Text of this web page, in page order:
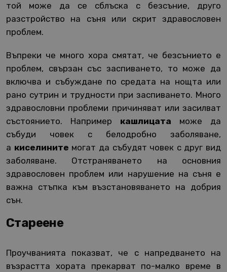
той може да се сблъска с безсъние, друго
разстройство на съня или скрит здравословен
проблем.
Въпреки че много хора смятат, че безсънието е
проблем, свързан със заспиването, то може да
включва и събуждане по средата на нощта или
рано сутрин и трудности при заспиването. Много
здравословни проблеми причиняват или засилват
състоянието. Например кашлицата може да
събуди човек с белодробно заболяване,
а киселините могат да събудят човек с друг вид
заболяване. Отстраняването на основния
здравословен проблем или нарушение на съня е
важна стъпка към възстановяването на добрия
сън.
Стареене
Проучванията показват, че с напредването на
възрастта хората прекарват по-малко време в